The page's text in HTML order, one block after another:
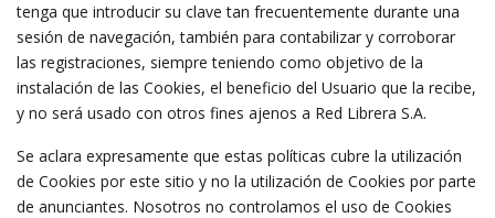
tenga que introducir su clave tan frecuentemente durante una
sesión de navegación, también para contabilizar y corroborar
las registraciones, siempre teniendo como objetivo de la
instalación de las Cookies, el beneficio del Usuario que la recibe,
y no será usado con otros fines ajenos a Red Librera S.A.
Se aclara expresamente que estas políticas cubre la utilización
de Cookies por este sitio y no la utilización de Cookies por parte
de anunciantes. Nosotros no controlamos el uso de Cookies